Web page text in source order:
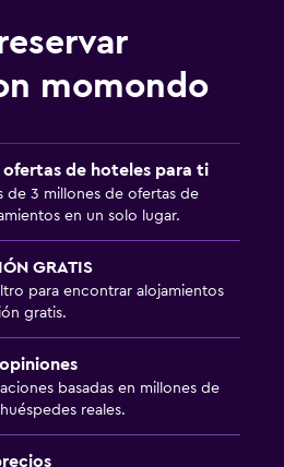
momondo
ofertas de hoteles para ti
de 3 millones de ofertas de
en un solo lugar.
GRATIS
para encontrar alojamientos
gratis.
basadas en millones de
reales.